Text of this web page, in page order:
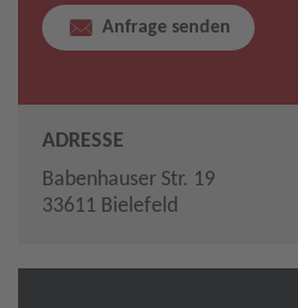
Anfrage senden
ADRESSE
Babenhauser Str. 19
33611 Bielefeld